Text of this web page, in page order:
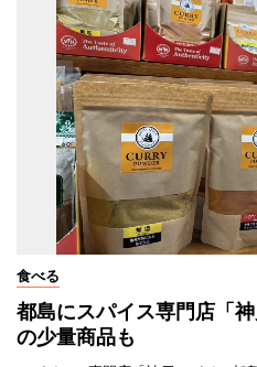
食べる
都島にスパイス専門店「
の少量商品も